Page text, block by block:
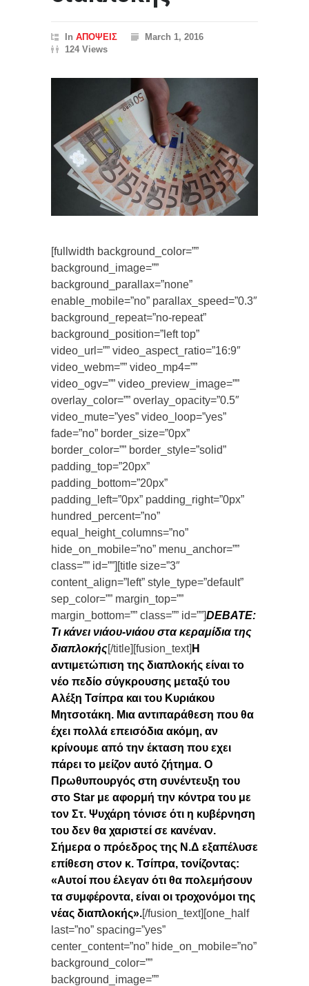
In ΑΠΟΨΕΙΣ
March 1, 2016
124 Views
[fullwidth background_color=””
background_image=””
background_parallax=”none”
enable_mobile=”no” parallax_speed=”0.3″
background_repeat=”no-repeat”
background_position=”left top”
video_url=”” video_aspect_ratio=”16:9″
video_webm=”” video_mp4=””
video_ogv=”” video_preview_image=””
overlay_color=”” overlay_opacity=”0.5″
video_mute=”yes” video_loop=”yes”
fade=”no” border_size=”0px”
border_color=”” border_style=”solid”
padding_top=”20px”
padding_bottom=”20px”
padding_left=”0px” padding_right=”0px”
hundred_percent=”no”
equal_height_columns=”no”
hide_on_mobile=”no” menu_anchor=””
class=”” id=””][title size=”3″
content_align=”left” style_type=”default”
sep_color=”” margin_top=””
margin_bottom=”” class=”” id=””]DEBATE:
Τι κάνει νιάου-νιάου στα κεραμίδια της
διαπλοκής[/title][fusion_text] Η
αντιμετώπιση της διαπλοκής είναι το
νέο πεδίο σύγκρουσης μεταξύ του
Αλέξη Τσίπρα και του Κυριάκου
Μητσοτάκη. Μια αντιπαράθεση που θα
έχει πολλά επεισόδια ακόμη, αν
κρίνουμε από την έκταση που εχει
πάρει το μείζον αυτό ζήτημα. Ο
Πρωθυπουργός στη συνέντευξη του
στο Star με αφορμή την κόντρα του με
τον Στ. Ψυχάρη τόνισε ότι η κυβέρνηση
του δεν θα χαριστεί σε κανέναν.
Σήμερα ο πρόεδρος της Ν.Δ εξαπέλυσε
επίθεση στον κ. Τσίπρα, τονίζοντας:
«Αυτοί που έλεγαν ότι θα πολεμήσουν
τα συμφέροντα, είναι οι τροχονόμοι της
νέας διαπλοκής».[/fusion_text][one_half
last=”no” spacing=”yes”
center_content=”no” hide_on_mobile=”no”
background_color=””
background_image=””